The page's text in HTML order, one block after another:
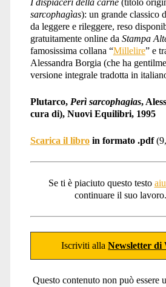
I dispiaceri della carne(titolo
sarcophagìas): un grande classico
da leggere e rileggere, reso
gratuitamente online da Stampa
famosissima collana “Millelire” e
Alessandra Borgia (che ha
versione integrale tradotta in
Plutarco, Perì sarcophagias,
cura di), Nuovi Equilibri, 1995
Scarica il libroin formato .pdf
Se ti è piaciuto questo testo
continuare il suo
Iscriviti allaNewsletter di
Questo contenuto non può essere